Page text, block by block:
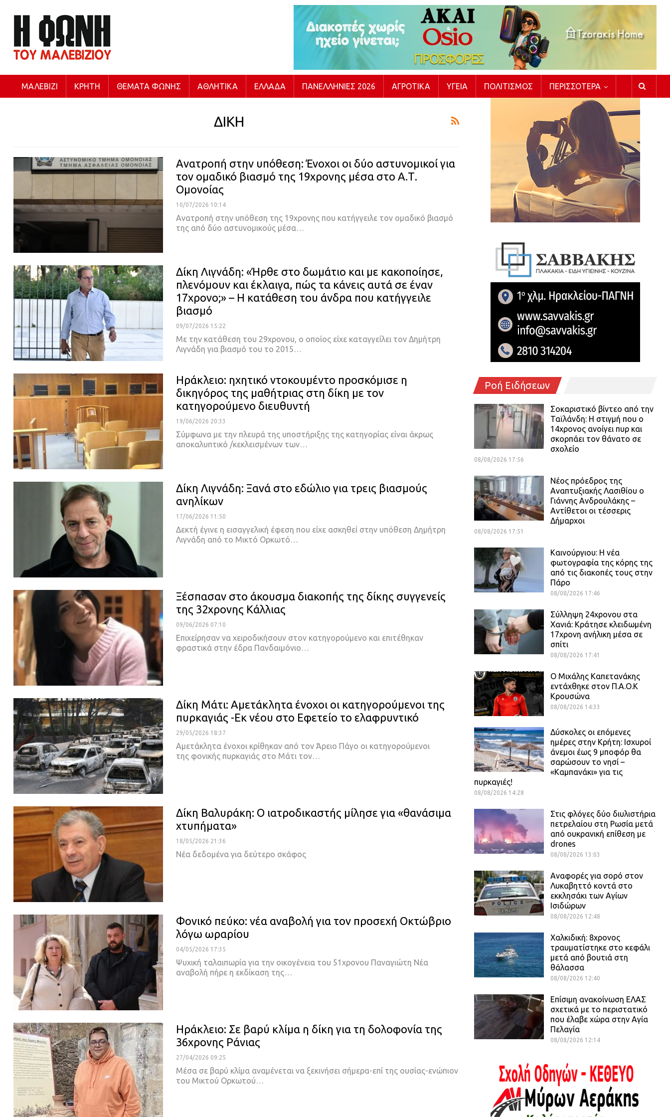
ΜΑΛΕΒΊΖΙ ΚΡΉΤΗ ΘΈΜΑΤΑ ΦΩΝΉΣ ΑΘΛΗΤΙΚΆ ΕΛΛΆΔΑ ΠΑΝΕΛΛΉΝΙΕΣ 2026 ΑΓΡΟΤΙΚΆ ΥΓΕΊΑ ΠΟΛΙΤΙΣΜΌΣ ΠΕΡΙΣΣΌΤΕΡΑ
ΔΙΚΗ
Ανατροπή στην υπόθεση: Ένοχοι οι δύο αστυνομικοί για
τον ομαδικό βιασμό της 19χρονης μέσα στο Α.Τ.
Ομονοίας
10/07/2026 10:14
Ανατροπή στην υπόθεση της 19χρονης που κατήγγειλε τον ομαδικό βιασμό
της από δύο αστυνομικούς μέσα…
Δίκη Λιγνάδη: «Ήρθε στο δωμάτιο και με κακοποίησε,
πλενόμουν και έκλαιγα, πώς τα κάνεις αυτά σε έναν
17χρονο;» – Η κατάθεση του άνδρα που κατήγγειλε
βιασμό
09/07/2026 15:22
Με την κατάθεση του 29χρονου, ο οποίος είχε καταγγείλει τον Δημήτρη
Λιγνάδη για βιασμό του το 2015…
Ηράκλειο: ηχητικό ντοκουμέντο προσκόμισε η
δικηγόρος της μαθήτριας στη δίκη με τον
κατηγορούμενο διευθυντή
19/06/2026 20:33
Σύμφωνα με την πλευρά της υποστήριξης της κατηγορίας είναι άκρως
αποκαλυπτικό /κεκλεισμένων των…
Δίκη Λιγνάδη: Ξανά στο εδώλιο για τρεις βιασμούς
ανηλίκων
17/06/2026 11:50
Δεκτή έγινε η εισαγγελική έφεση που είχε ασκηθεί στην υπόθεση Δημήτρη
Λιγνάδη από το Μικτό Ορκωτό…
Ξέσπασαν στο άκουσμα διακοπής της δίκης συγγενείς
της 32χρονης Κάλλιας
09/06/2026 07:10
Eπιχείρησαν να χειροδικήσουν στον κατηγορούμενο και επιτέθηκαν
φραστικά στην έδρα Πανδαιμόνιο…
Δίκη Μάτι: Αμετάκλητα ένοχοι οι κατηγορούμενοι της
πυρκαγιάς -Εκ νέου στο Εφετείο το ελαφρυντικό
29/05/2026 18:37
Αμετάκλητα ένοχοι κρίθηκαν από τον Άρειο Πάγο οι κατηγορούμενοι
της φονικής πυρκαγιάς στο Μάτι τον…
Δίκη Βαλυράκη: Ο ιατροδικαστής μίλησε για «θανάσιμα
χτυπήματα»
18/05/2026 21:36
Νέα δεδομένα για δεύτερο σκάφος
Φονικό πεύκο: νέα αναβολή για τον προσεχή Οκτώβριο
λόγω ωραρίου
04/05/2026 17:35
Ψυχική ταλαιπωρία για την οικογένεια του 51χρονου Παναγιώτη Νέα
αναβολή πήρε η εκδίκαση της…
Ηράκλειο: Σε βαρύ κλίμα η δίκη για τη δολοφονία της
36χρονης Ράνιας
27/04/2026 09:25
Μέσα σε βαρύ κλίμα αναμένεται να ξεκινήσει σήμερα-επί της ουσίας-ενώπιον
του Μικτού Ορκωτού…
Ροή Ειδήσεων
Σοκαριστικό βίντεο από την
Ταϊλάνδη: Η στιγμή που ο
14χρονος ανοίγει πυρ και
σκορπάει τον θάνατο σε
σχολείο
08/08/2026 17:56
Νέος πρόεδρος της
Αναπτυξιακής Λασιθίου ο
Γιάννης Ανδρουλάκης –
Αντίθετοι οι τέσσερις
Δήμαρχοι
08/08/2026 17:51
Καινούργιου: Η νέα
φωτογραφία της κόρης της
από τις διακοπές τους στην
Πάρο
08/08/2026 17:46
Σύλληψη 24χρονου στα
Χανιά: Κράτησε κλειδωμένη
17χρονη ανήλικη μέσα σε
σπίτι
08/08/2026 17:41
O Mιχάλης Καπετανάκης
εντάχθηκε στον Π.Α.Ο.Κ
Κρουσώνα
08/08/2026 14:33
Δύσκολες οι επόμενες
ημέρες στην Κρήτη: Ισχυροί
άνεμοι έως 9 μποφόρ θα
σαρώσουν το νησί –
«Καμπανάκι» για τις
πυρκαγιές!
08/08/2026 14:28
Στις φλόγες δύο διυλιστήρια
πετρελαίου στη Ρωσία μετά
από ουκρανική επίθεση με
drones
08/08/2026 13:03
Αναφορές για σορό στον
Λυκαβηττό κοντά στο
εκκλησάκι των Αγίων
Ισιδώρων
08/08/2026 12:48
Χαλκιδική: 8χρονος
τραυματίστηκε στο κεφάλι
μετά από βουτιά στη
θάλασσα
08/08/2026 12:40
Επίσιμη ανακοίνωση ΕΛΑΣ
σχετικά με το περιστατικό
που έλαβε χώρα στην Αγία
Πελαγία
08/08/2026 12:14